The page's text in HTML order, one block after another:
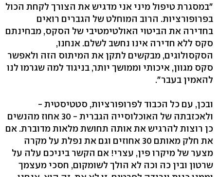
"במסגרת טיפול מיני אני מדגיש את הצורך לקחת הכול
בפרופורציות. הרוב המוחלט של הגברים רואים
בחדירה את הביטוי האולטימטיבי של הסקס, מבחינתם
סקס ללא חדירה אינו נחשב לשלם. אנחנו,
הסקסולוגים, מבקשים לתקן את המיתוס הזה ולאפשר
סקס מגוון, איכותי וממושך יותר, בניגוד למה שגרמו לנו
להאמין בעבר".
ובכן, עם כל הכבוד לפרופורציות, סטטיסטית -
ולאכזבתה של האוכלוסייה הגברית - 30 אחוז מהנשים
כן רוצות להרגיש את אותה תחושת מלאות מדוברת. אם
את חלק מאותם 30 אחוזים וגם את נפלת על מקרה
מצער של מיקרו פין, עצרי! אם הקשר ביניכם עלה על
שרטון ובין כה וכה לא הולך לשומקום, חסכי מעצמך